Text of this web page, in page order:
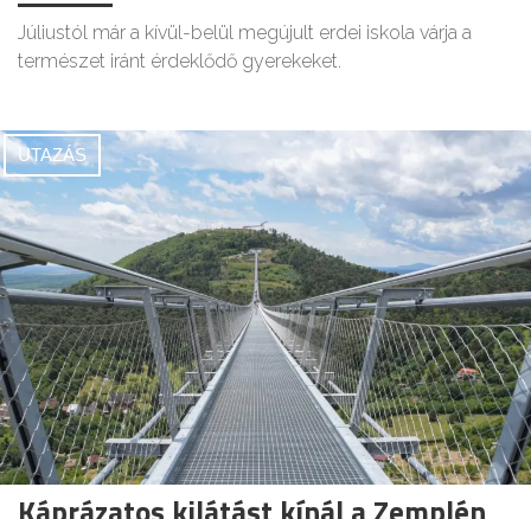
Júliustól már a kívül-belül megújult erdei iskola várja a
természet iránt érdeklődő gyerekeket.
UTAZÁS